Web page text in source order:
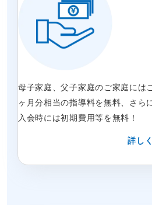
母子家庭、父子家庭のご家庭には
ヶ月分相当の指導料を無料、さら
入会時には初期費用等を無料！
詳し